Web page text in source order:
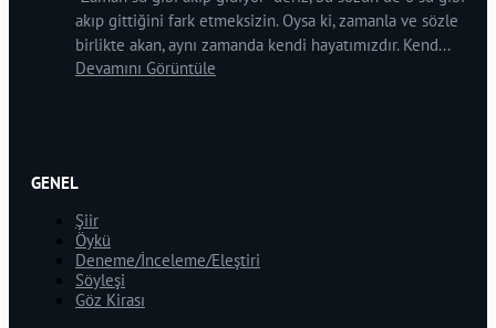
akıp gittiğini fark etmeksizin. Oysa ki, zamanla ve sözle
birlikte akan, aynı zamanda kendi hayatımızdır. Kend...
Devamını Görüntüle
GENEL
Şiir
Öykü
Deneme/İnceleme/Eleştiri
Söyleşi
Göz Kirası